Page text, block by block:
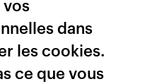
dans
les cookies.
ce que vous